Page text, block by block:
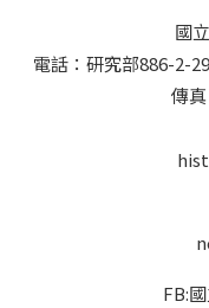
國
電話：研究部886-2-
傳
FB: